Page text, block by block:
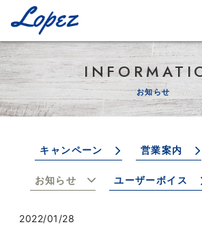
お知らせ
キャンペーン 営業案内
お知らせ ユーザーボイス
2022/01/28